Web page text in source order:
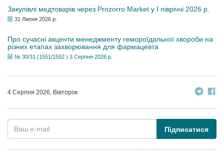
Закупівлі медтоварів через Prozorro Market у I півріччі 2026 р.
31 Липня 2026 р.
Про сучасні акценти менеджменту гемороїдальної хвороби на
різних етапах захворювання для фармацевта
№ 30/31 (1551/1552 ) 3 Серпня 2026 р.
4 Серпня 2026, Вівторок
Підписатися